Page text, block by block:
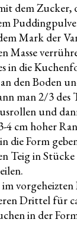
dem Zucker,
Mark der
Masse
in die
den Boden
man 2/3 des
und
4 cm hoher
die Form
Teig in
Drittel für
in der